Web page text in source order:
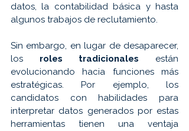
datos, la contabilidad básica y hasta
algunos trabajos de reclutamiento.
Sin embargo, en lugar de desaparecer,
los roles tradicionales están
evolucionando hacia funciones más
estratégicas. Por ejemplo, los
candidatos con habilidades para
interpretar datos generados por estas
herramientas tienen una ventaja